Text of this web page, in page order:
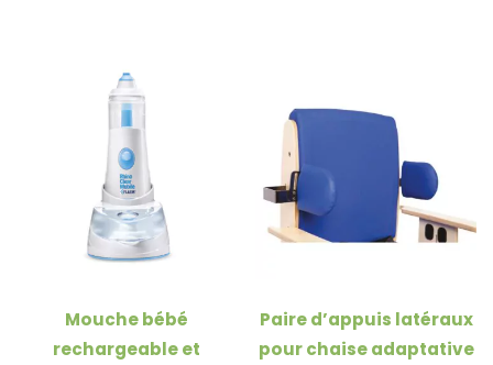
Mouche bébé
rechargeable et
Paire d’appuis latéraux
pour chaise adaptative